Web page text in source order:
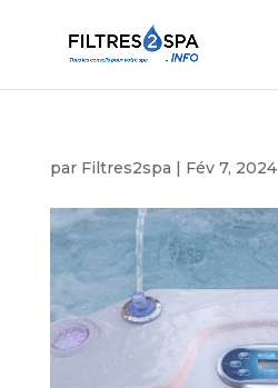
par Filtres2spa | Fév 7, 2024